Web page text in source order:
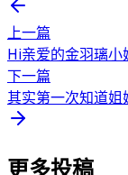
上一篇
Hi亲爱的金羽璃
下一篇
其实第一次知道姐
更多投稿